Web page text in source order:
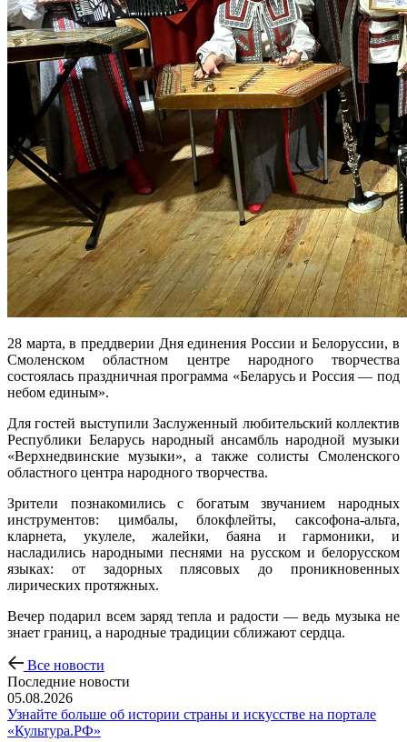
28 марта, в преддверии Дня единения России и Белоруссии, в
Смоленском областном центре народного творчества
состоялась праздничная программа «Беларусь и Россия — под
небом единым».
Для гостей выступили Заслуженный любительский коллектив
Республики Беларусь народный ансамбль народной музыки
«Верхнедвинские музыки», а также солисты Смоленского
областного центра народного творчества.
Зрители познакомились с богатым звучанием народных
инструментов: цимбалы, блокфлейты, саксофона‑альта,
кларнета, укулеле, жалейки, баяна и гармоники, и
насладились народными песнями на русском и белорусском
языках: от задорных плясовых до проникновенных
лирических протяжных.
Вечер подарил всем заряд тепла и радости — ведь музыка не
знает границ, а народные традиции сближают сердца.
Все новости
Последние новости
05.08.2026
Узнайте больше об истории страны и искусстве на портале
«Культура.РФ»